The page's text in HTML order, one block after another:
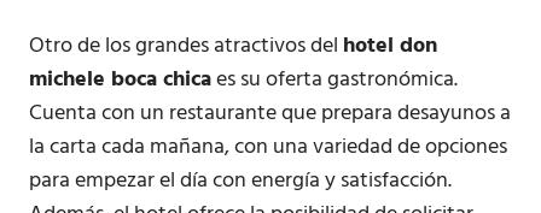
Otro de los grandes atractivos del hotel don
michele boca chicaes su oferta gastronómica.
Cuenta con un restaurante que prepara desayunos a
la carta cada mañana, con una variedad de opciones
para empezar el día con energía y satisfacción.